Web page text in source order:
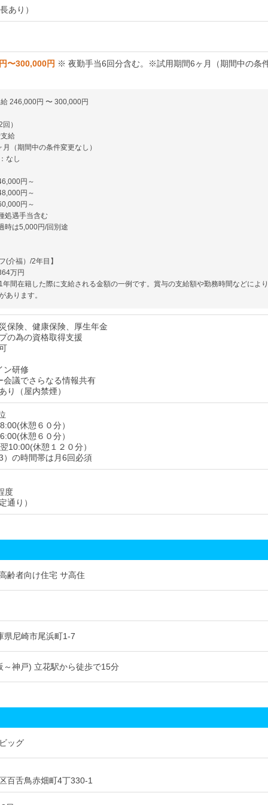
あり）
〜300,000円 ※ 夜勤手当6回分含む。※試用期間6ヶ月（期間中の条
246,000円 〜 300,000円
）
給
（期間中の条件変更なし）
なし
円～
円～
円～
処遇手当含む
時は5,000円/回別途
(介福）/2年目】
万円
間在籍した際に支給される金額の一例です。賞与の支給額や勤務時間などによ
あります。
保険、健康保険、厚生年金
の為の資格取得支援
ン研修
会議でさらなる情報共有
り（屋内禁煙）
休憩６０分）
休憩６０分）
10:00(休憩１２０分）
の時間帯は月6回必須
度
通り）
齢者向け住宅 サ高住
県尼崎市尾浜町1-7
～神戸) 立花駅から徒歩で15分
ッグ
百舌鳥赤畑町4丁330-1